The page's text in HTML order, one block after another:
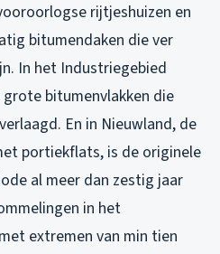
rijtjeshuizen en
bitumendaken die ver
In het Industriegebied
bitumenvlakken die
En in Nieuwland, de
portiekflats, is de originele
al meer dan zestig jaar
in het
extremen van min tien